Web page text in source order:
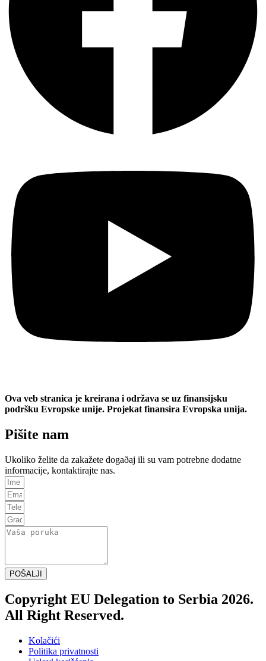
Ova veb stranica je kreirana i održava se uz finansijsku
podršku Evropske unije. Projekat finansira Evropska unija.
Pišite nam
Ukoliko želite da zakažete dogaðaj ili su vam potrebne dodatne
informacije, kontaktirajte nas.
POŠALJI
Copyright EU Delegation to Serbia 2026.
All Right Reserved.
Kolačići
Politika privatnosti